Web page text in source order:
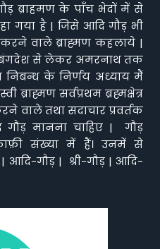
ब्राहमण के पाँच भेदों में से
गया है | जिसे आदि गौड़ भी
वाले ब्राह्मण कहलाये |
बंगदेश से लेकर अमरनाथ तक
निबन्ध के निर्णय अध्याय मैं
ब्राह्मण सर्वप्रथम ब्रह्मक्षेत्र
वाले तथा सदाचार प्रवर्तक
गौड़ मानना चाहिए | गौड़
संख्या में हैं। उनमें से
आदि-गौड़ | श्री-गौड़ | आदि-